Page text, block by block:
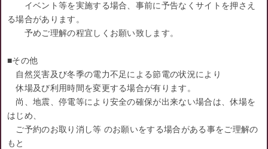
イベント等を実施する場合、事前に予告なくサイトを押さえ
る場合があります。
予めご理解の程宜しくお願い致します。
■その他
自然災害及び冬季の電力不足による節電の状況により
休場及び利用時間を変更する場合が有ります。
尚、地震、停電等により安全の確保が出来ない場合は、休場を
はじめ、
ご予約のお取り消し等 のお願いをする場合がある事をご理解の
もと